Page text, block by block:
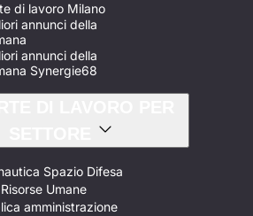
di lavoro Milano
annunci della
annunci della
Synergie68
Spazio Difesa
Umane
amministrazione